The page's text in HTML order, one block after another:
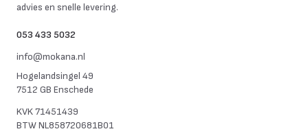
advies en snelle levering.
053 433 5032
info@mokana.nl
Hogelandsingel 49
7512 GB Enschede
KVK71451439
BTWNL858720681B01